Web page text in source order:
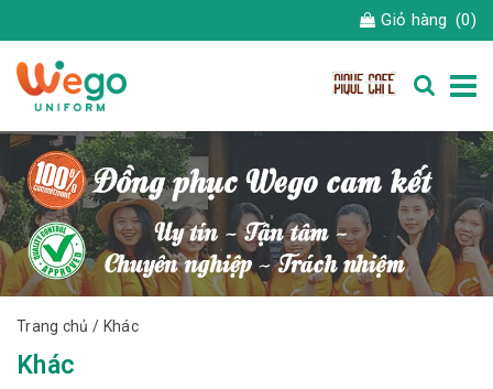
Giỏ hàng (0)
Trang chủ / Khác
Khác